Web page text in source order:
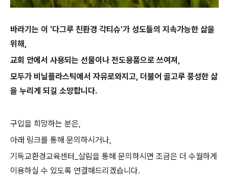
바라기는 이 '다그루 친환경 각티슈'가 성도들의 지속가능한 삶을
위해,
교회 안에서 사용되는 선물이나 전도용품으로 쓰여져,
모두가 비닐플라스틱에서 자유로와지고, 더불어 골고루 풍성한 삶
을 누리게 되길 소망합니다.
구입을 희망하는 분은,
아래 링크를 통해 문의하시거나,
기독교환경교육센터_살림을 통해 문의하시면 조금은 더 수월하게
이용하실 수 있도록 연결해드리겠습니다.